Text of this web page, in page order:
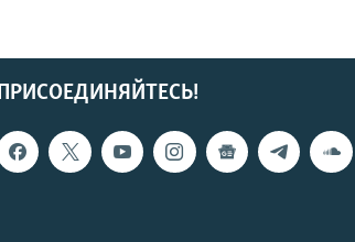
ПРИСОЕДИНЯЙТЕСЬ!